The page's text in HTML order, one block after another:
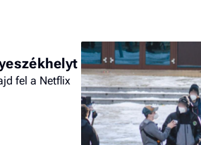
fel a Netflix